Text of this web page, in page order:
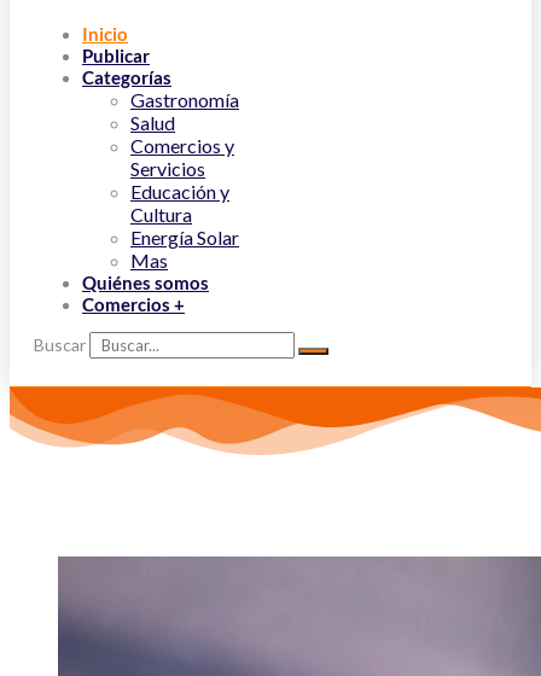
Inicio
Publicar
Categorías
Gastronomía
Salud
Comercios y
Servicios
Educación y
Cultura
Energía Solar
Mas
Quiénes somos
Comercios +
Buscar